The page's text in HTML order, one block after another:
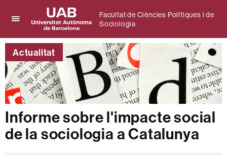
per
desplegar
el
menú
de
Facultat
de
Ciències
Polítiques
i
de
Universitat
Autònoma
de
Barcelona
Facultat de Ciències Polítiques i de
Sociologia
Actualitat
Informe sobre l'impacte social
de la sociologia a Catalunya